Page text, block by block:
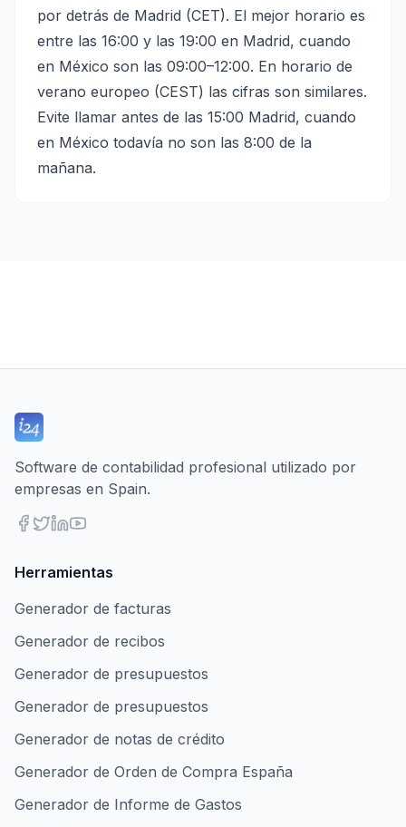
por detrás de Madrid (CET). El mejor horario es
entre las 16:00 y las 19:00 en Madrid, cuando
en México son las 09:00–12:00. En horario de
verano europeo (CEST) las cifras son similares.
Evite llamar antes de las 15:00 Madrid, cuando
en México todavía no son las 8:00 de la
mañana.
Software de contabilidad profesional utilizado por
empresas en Spain.
Herramientas
Generador de facturas
Generador de recibos
Generador de presupuestos
Generador de presupuestos
Generador de notas de crédito
Generador de Orden de Compra España
Generador de Informe de Gastos